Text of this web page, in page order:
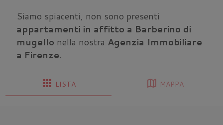
Siamo spiacenti, non sono presenti
appartamenti in affitto a Barberino di
mugello nella nostra Agenzia Immobiliare
a Firenze.
apps LISTA map MAPPA